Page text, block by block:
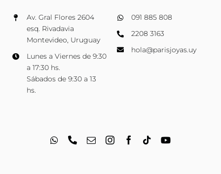
Av. Gral Flores 2604
esq. Rivadavia
Montevideo, Uruguay
Lunes a Viernes de 9:30
a 17:30 hs.
Sábados de 9:30 a 13
hs.
091 885 808
2208 3163
hola@parisjoyas.uy